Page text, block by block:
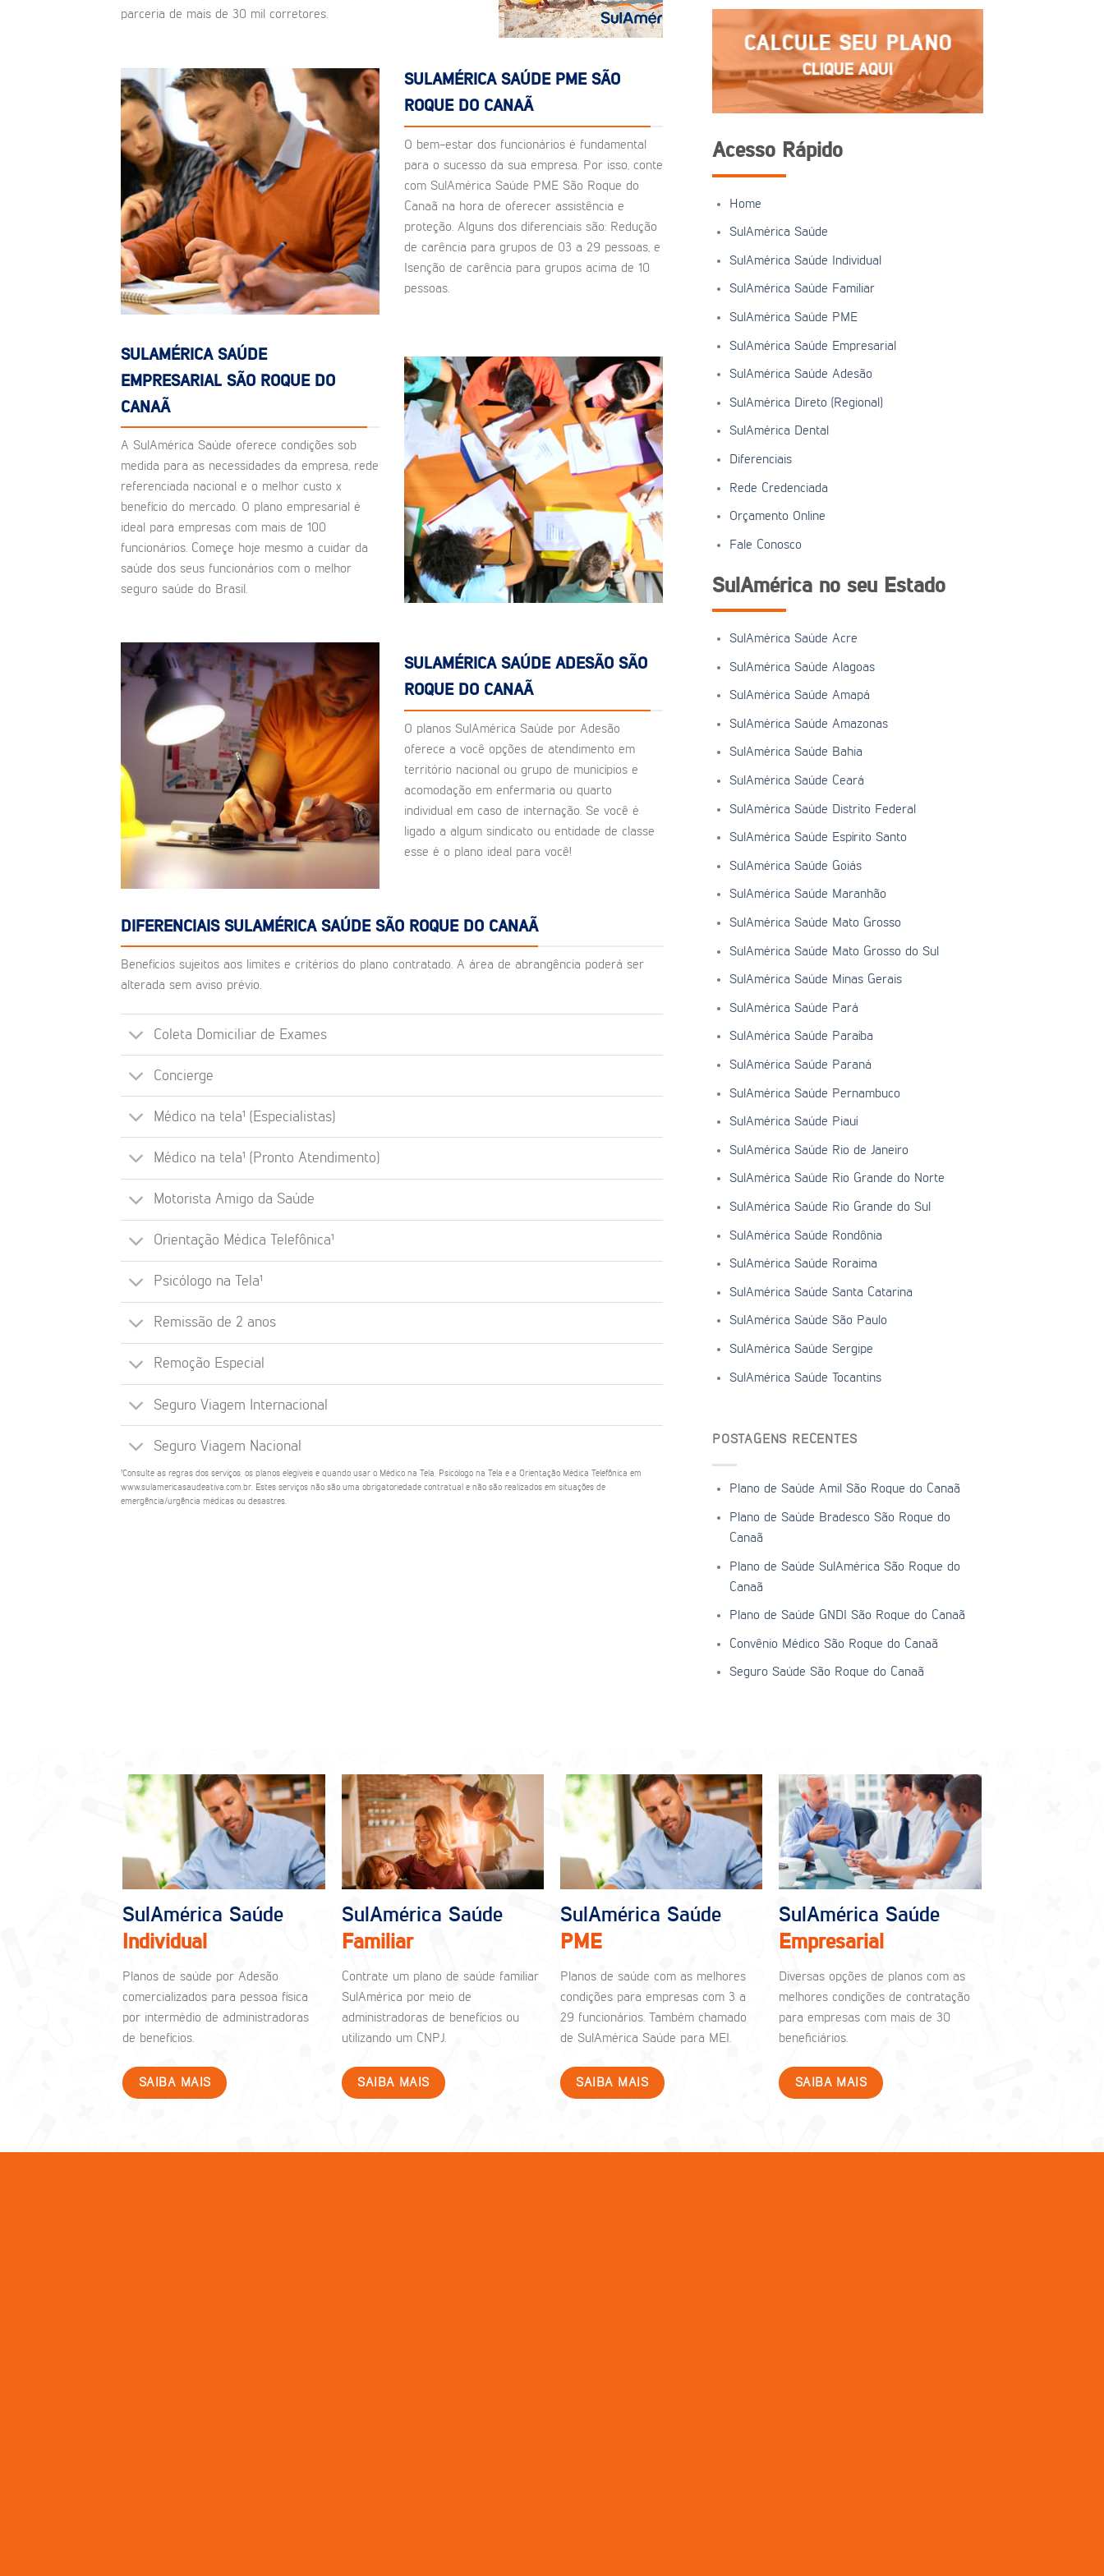
parceria de mais de 30 mil corretores.
SULAMÉRICA SAÚDE PME SÃO
ROQUE DO CANAÃ
O bem-estar dos funcionários é fundamental
para o sucesso da sua empresa. Por isso, conte
com SulAmérica Saúde PME São Roque do
Canaã na hora de oferecer assistência e
proteção. Alguns dos diferenciais são: Redução
de carência para grupos de 03 a 29 pessoas, e
Isenção de carência para grupos acima de 10
pessoas.
SULAMÉRICA SAÚDE
EMPRESARIAL SÃO ROQUE DO
CANAÃ
A SulAmérica Saúde oferece condições sob
medida para as necessidades da empresa, rede
referenciada nacional e o melhor custo x
benefício do mercado. O plano empresarial é
ideal para empresas com mais de 100
funcionários. Começe hoje mesmo a cuidar da
saúde dos seus funcionários com o melhor
seguro saúde do Brasil.
SULAMÉRICA SAÚDE ADESÃO SÃO
ROQUE DO CANAÃ
O planos SulAmérica Saúde por Adesão
oferece a você opções de atendimento em
território nacional ou grupo de municípios e
acomodação em enfermaria ou quarto
individual em caso de internação. Se você é
ligado a algum sindicato ou entidade de classe
esse é o plano ideal para você!
DIFERENCIAIS SULAMÉRICA SAÚDE SÃO ROQUE DO CANAÃ
Benefícios sujeitos aos limites e critérios do plano contratado. A área de abrangência poderá ser
alterada sem aviso prévio.
Coleta Domiciliar de Exames
Concierge
Médico na tela¹ (Especialistas)
Médico na tela¹ (Pronto Atendimento)
Motorista Amigo da Saúde
Orientação Médica Telefônica¹
Psicólogo na Tela¹
Remissão de 2 anos
Remoção Especial
Seguro Viagem Internacional
Seguro Viagem Nacional
¹Consulte as regras dos serviços, os planos elegíveis e quando usar o Médico na Tela, Psicólogo na Tela e a Orientação Médica Telefônica em
www.sulamericasaudeativa.com.br. Estes serviços não são uma obrigatoriedade contratual e não são realizados em situações de
emergência/urgência médicas ou desastres.
CALCULE SEU PLANO
CLIQUE AQUI
Acesso Rápido
Home
SulAmérica Saúde
SulAmérica Saúde Individual
SulAmérica Saúde Familiar
SulAmérica Saúde PME
SulAmérica Saúde Empresarial
SulAmérica Saúde Adesão
SulAmérica Direto (Regional)
SulAmérica Dental
Diferenciais
Rede Credenciada
Orçamento Online
Fale Conosco
SulAmérica no seu Estado
SulAmérica Saúde Acre
SulAmérica Saúde Alagoas
SulAmérica Saúde Amapá
SulAmérica Saúde Amazonas
SulAmérica Saúde Bahia
SulAmérica Saúde Ceará
SulAmérica Saúde Distrito Federal
SulAmérica Saúde Espírito Santo
SulAmérica Saúde Goiás
SulAmérica Saúde Maranhão
SulAmérica Saúde Mato Grosso
SulAmérica Saúde Mato Grosso do Sul
SulAmérica Saúde Minas Gerais
SulAmérica Saúde Pará
SulAmérica Saúde Paraíba
SulAmérica Saúde Paraná
SulAmérica Saúde Pernambuco
SulAmérica Saúde Piauí
SulAmérica Saúde Rio de Janeiro
SulAmérica Saúde Rio Grande do Norte
SulAmérica Saúde Rio Grande do Sul
SulAmérica Saúde Rondônia
SulAmérica Saúde Roraima
SulAmérica Saúde Santa Catarina
SulAmérica Saúde São Paulo
SulAmérica Saúde Sergipe
SulAmérica Saúde Tocantins
POSTAGENS RECENTES
Plano de Saúde Amil São Roque do Canaã
Plano de Saúde Bradesco São Roque do
Canaã
Plano de Saúde SulAmérica São Roque do
Canaã
Plano de Saúde GNDI São Roque do Canaã
Convênio Médico São Roque do Canaã
Seguro Saúde São Roque do Canaã
SulAmérica Saúde
Individual
Planos de saúde por Adesão
comercializados para pessoa física
por intermédio de administradoras
de benefícios.
SAIBA MAIS
SulAmérica Saúde
Familiar
Contrate um plano de saúde familiar
SulAmérica por meio de
administradoras de benefícios ou
utilizando um CNPJ.
SAIBA MAIS
SulAmérica Saúde
PME
Planos de saúde com as melhores
condições para empresas com 3 a
29 funcionários. Também chamado
de SulAmérica Saúde para MEI.
SAIBA MAIS
SulAmérica Saúde
Empresarial
Diversas opções de planos com as
melhores condições de contratação
para empresas com mais de 30
beneficiários.
SAIBA MAIS